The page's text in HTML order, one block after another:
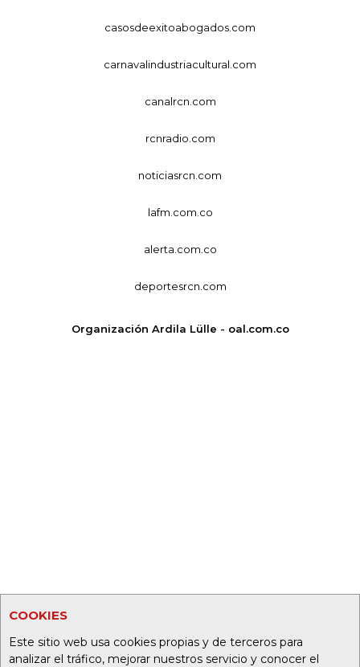
COOKIES
Este sitio web usa cookies propias y de terceros para
analizar el tráfico, mejorar nuestros servicio y conocer el
casosdeexitoabogados.com
carnavalindustriacultural.com
canalrcn.com
rcnradio.com
noticiasrcn.com
lafm.com.co
alerta.com.co
deportesrcn.com
Organización Ardila Lülle - oal.com.co